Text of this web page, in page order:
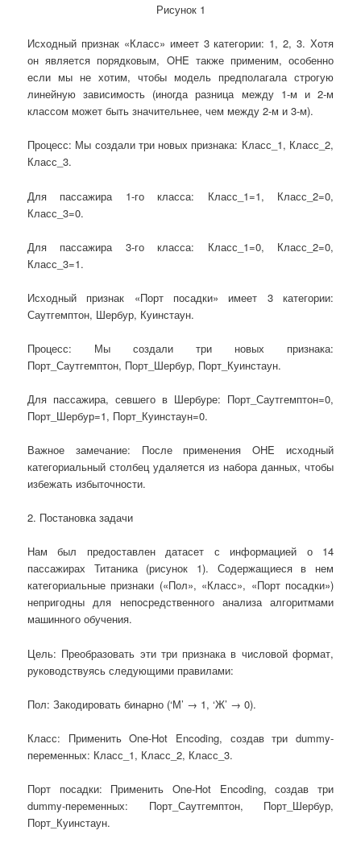
Рисунок 1
Исходный признак «Класс» имеет 3 категории: 1, 2, 3. Хотя
он является порядковым, OHE также применим, особенно
если мы не хотим, чтобы модель предполагала строгую
линейную зависимость (иногда разница между 1-м и 2-м
классом может быть значительнее, чем между 2-м и 3-м).
Процесс: Мы создали три новых признака: Класс_1, Класс_2,
Класс_3.
Для пассажира 1-го класса: Класс_1=1, Класс_2=0,
Класс_3=0.
Для пассажира 3-го класса: Класс_1=0, Класс_2=0,
Класс_3=1.
Исходный признак «Порт посадки» имеет 3 категории:
Саутгемптон, Шербур, Куинстаун.
Процесс: Мы создали три новых признака:
Порт_Саутгемптон, Порт_Шербур, Порт_Куинстаун.
Для пассажира, севшего в Шербуре: Порт_Саутгемптон=0,
Порт_Шербур=1, Порт_Куинстаун=0.
Важное замечание: После применения OHE исходный
категориальный столбец удаляется из набора данных, чтобы
избежать избыточности.
2. Постановка задачи
Нам был предоставлен датасет с информацией о 14
пассажирах Титаника (рисунок 1). Содержащиеся в нем
категориальные признаки («Пол», «Класс», «Порт посадки»)
непригодны для непосредственного анализа алгоритмами
машинного обучения.
Цель: Преобразовать эти три признака в числовой формат,
руководствуясь следующими правилами:
Пол: Закодировать бинарно (‘М’ → 1, ‘Ж’ → 0).
Класс: Применить One-Hot Encoding, создав три dummy-
переменных: Класс_1, Класс_2, Класс_3.
Порт посадки: Применить One-Hot Encoding, создав три
dummy-переменных: Порт_Саутгемптон, Порт_Шербур,
Порт_Куинстаун.